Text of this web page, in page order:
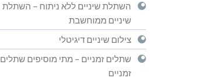
השתלת שיניים ללא ניתוח – השתלת
שיניים ממוחשבת
צילום שיניים דיגיטלי
שתלים זמניים – מתי מוסיפים שתלים
זמניים